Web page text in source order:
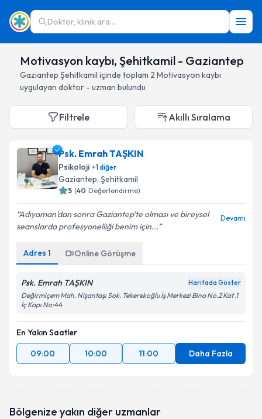
Doktor, klinik ara...
Motivasyon kaybı, Şehitkamil - Gaziantep
Gaziantep Şehitkamil içinde toplam 2 Motivasyon kaybı
uygulayan doktor - uzman bulundu
Filtrele Akıllı Sıralama
Psk. Emrah TAŞKIN
Psikoloji +1diğer
Gaziantep, Şehitkamil
5 (40 Değerlendirme)
Adıyaman’dan sonra Gaziantep’te olması ve bireysel
seanslarda profesyonelliği benim için...
Devamı
Adres 1 Online Görüşme
Psk. Emrah TAŞKIN Haritada Göster
Değirmiçem Mah. Nişantaşı Sok. Tekerekoğlu İş Merkezi Bina No.2 Kat .1
İç Kapı No:44
En Yakın Saatler
09:00
10:00 11:00 Daha Fazla
Bölgenize yakın diğer uzmanlar